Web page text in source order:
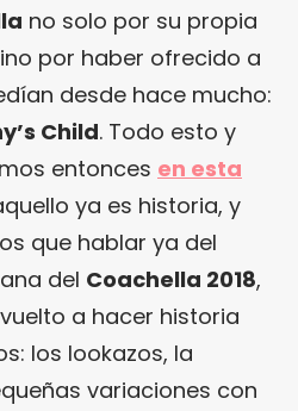
no solo por su propia
por haber ofrecido a
desde hace mucho:
Child. Todo esto y
entonces en esta
ya es historia, y
que hablar ya del
del Coachella 2018,
a hacer historia
los lookazos, la
variaciones con